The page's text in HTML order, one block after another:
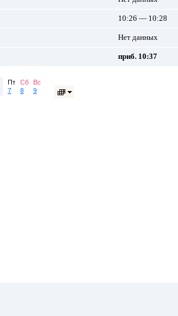
10:26 — 10:28
Нет данных
приб. 10:37
Пт
7
Сб
8
Вс
9